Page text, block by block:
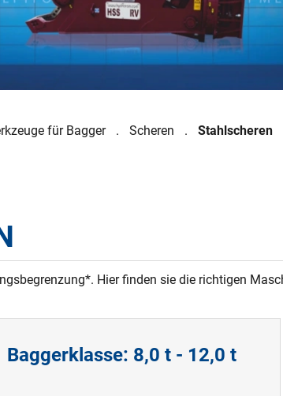
für Bagger Scheren Stahlscheren
Hier finden sie die richtigen
Baggerklasse: 8,0 t - 12,0 t